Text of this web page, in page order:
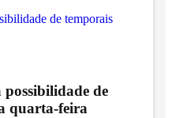
de
quarta-feira